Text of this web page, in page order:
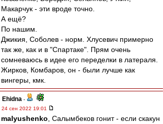
Макарчук - эти вроде точно.
А ещё?
По нашим.
Джикия, Соболев - норм. Хлусевич примерно
так же, как и в "Спартаке". Прям очень
сомневаюсь в идее его переделки в латераля.
Жирков, Комбаров, он - были лучше как
вингеры, кмк.
Ehidna -
24 сен 2022 19:01
malyushenko , Салымбеков гонит - если скакун